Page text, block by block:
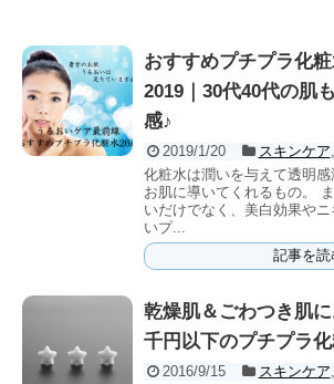
おすすめプチプラ化
2019｜30代40代の肌
感♪
2019/1/20 スキンケア
化粧水は潤いを与えて透明
お肌に導いてくれるもの。
いだけでなく、美白効果や
いプ...
記事を読
乾燥肌＆ごわつき肌
千円以下のプチプラ
2016/9/15 スキンケア